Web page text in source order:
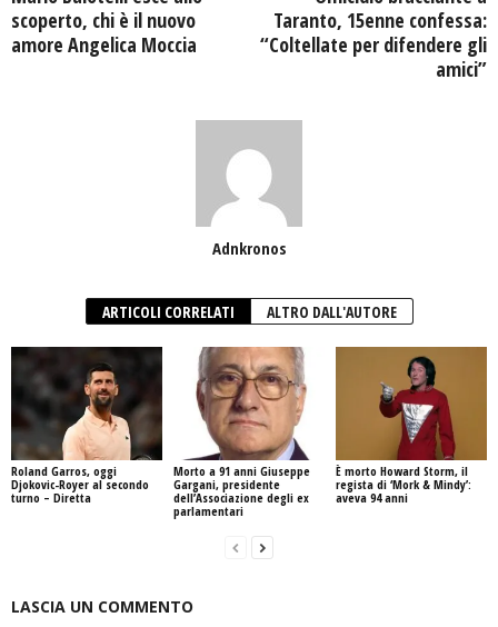
scoperto, chi è il nuovo
amore Angelica Moccia
Taranto, 15enne confessa:
“Coltellate per difendere gli
amici”
Adnkronos
ARTICOLI CORRELATI ALTRO DALL'AUTORE
Roland Garros, oggi
Djokovic-Royer al secondo
turno – Diretta
Morto a 91 anni Giuseppe
Gargani, presidente
dell’Associazione degli ex
parlamentari
È morto Howard Storm, il
regista di ‘Mork & Mindy’:
aveva 94 anni
LASCIA UN COMMENTO